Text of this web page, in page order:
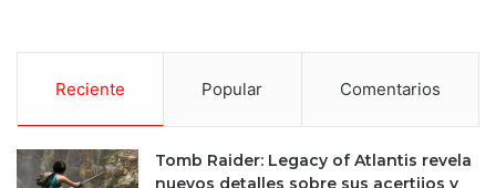
Reciente Popular Comentarios
Tomb Raider: Legacy of Atlantis revela
nuevos detalles sobre sus acertijos y